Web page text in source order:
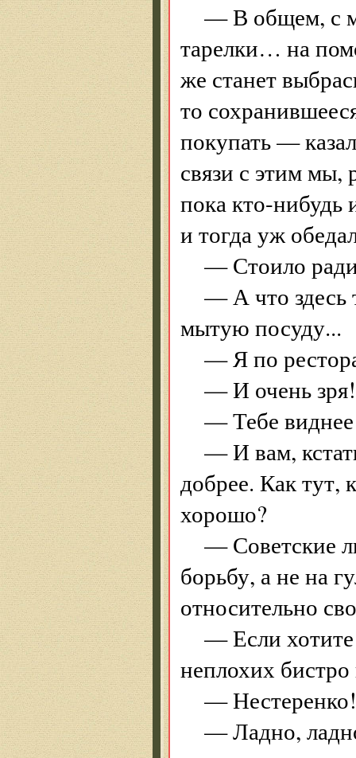
— В общем, с
тарелки… на
же станет
то
покупать —
связи с этим мы,
пока кто-нибудь
и тогда уж
— Стоило ради
— А что здесь
мытую посуду...
— Я по
— И очень
— Тебе
— И вам,
добрее. Как тут,
хорошо?
— Советские
борьбу, а не на
относительно
— Если хотите
неплохих
— Нестеренко!
— Ладно,